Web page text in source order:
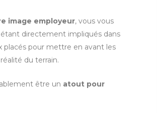
image employeur, vous vous
directement impliqués dans
placés pour mettre en avant les
du terrain.
être un atout pour